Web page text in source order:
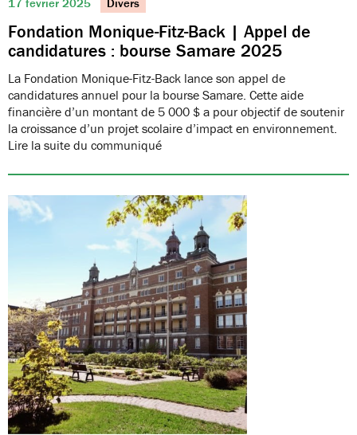
Fondation Monique-Fitz-Back | Appel de
candidatures : bourse Samare 2025
La Fondation Monique-Fitz-Back lance son appel de
candidatures annuel pour la bourse Samare. Cette aide
financière d’un montant de 5 000 $ a pour objectif de soutenir
la croissance d’un projet scolaire d’impact en environnement.
Lire la suite du communiqué